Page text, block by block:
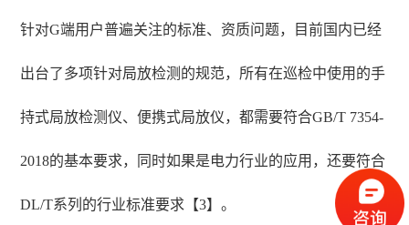
针对G端用户普遍关注的标准、资质问题，目前国内已经
出台了多项针对局放检测的规范，所有在巡检中使用的手
持式局放检测仪、便携式局放仪，都需要符合GB/T 7354-
2018的基本要求，同时如果是电力行业的应用，还要符合
DL/T系列的行业标准要求【3】。